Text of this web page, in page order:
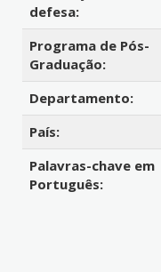
defesa:
Programa de Pós-
Graduação:
Departamento:
País:
Palavras-chave em
Português: